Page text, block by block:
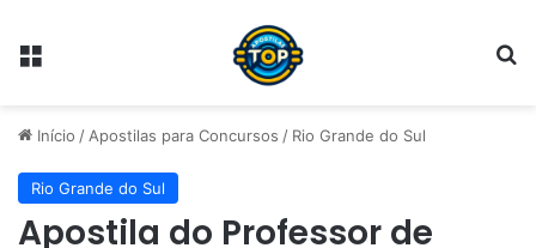
Menu
Início / Apostilas para Concursos / Rio Grande do Sul
Rio Grande do Sul
Apostila do Professor de